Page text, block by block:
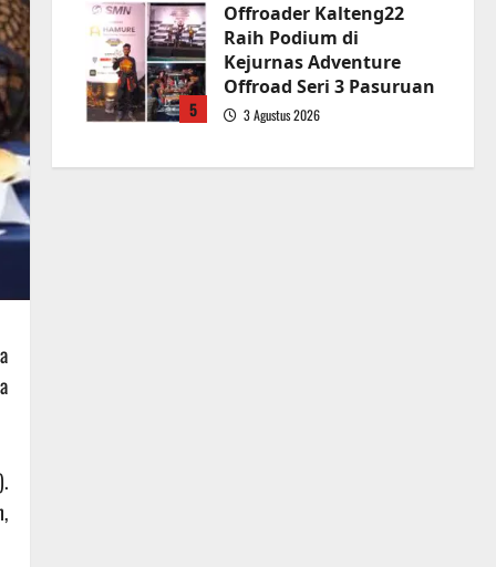
5
Offroader Kalteng22
Raih Podium di
Kejurnas Adventure
Offroad Seri 3 Pasuruan
3 Agustus 2026